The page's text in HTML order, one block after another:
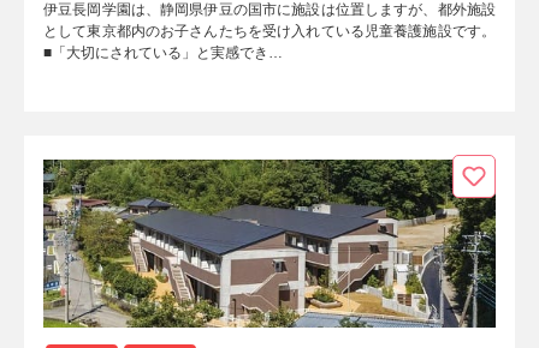
伊豆長岡学園は、静岡県伊豆の国市に施設は位置しますが、都外施設
として東京都内のお子さんたちを受け入れている児童養護施設です。
■「大切にされている」と実感でき…